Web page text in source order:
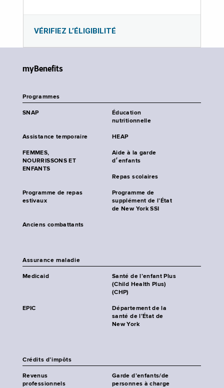
VÉRIFIEZ L’ÉLIGIBILITÉ
myBenefits
Programmes
SNAP
Éducation
nutritionnelle
Assistance temporaire HEAP
FEMMES,
NOURRISSONS ET
ENFANTS
Aide à la garde
d׳enfants
Repas scolaires
Programme de repas
estivaux
Programme de
supplément de l’État
de New York SSI
Anciens combattants
Assurance maladie
Medicaid
Santé de l’enfant Plus
(Child Health Plus)
(CHP)
EPIC
Département de la
santé de l’État de
New York
Crédits d’impôts
Revenus
professionnels
Garde d’enfants/de
personnes à charge